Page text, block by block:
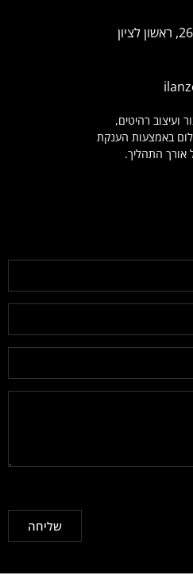
ועיצוב רהיטים,
באמצעות הענקת
אורך התהליך.
שליחה